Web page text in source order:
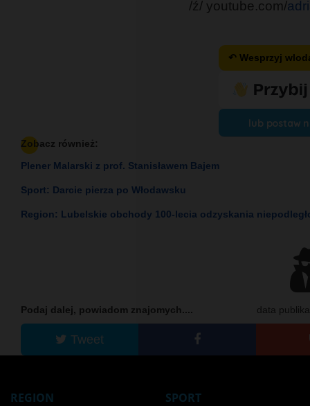
/ź/ youtube.com/
↶ Wesprzyj
lub postaw
Zobacz również:
Plener Malarski z prof. Stanisławem Bajem
Sport: Darcie pierza po Włodawsku
Region: Lubelskie obchody 100-lecia odzyskania
data
Podaj dalej, powiadom znajomych....
Tweet
REGION SPORT